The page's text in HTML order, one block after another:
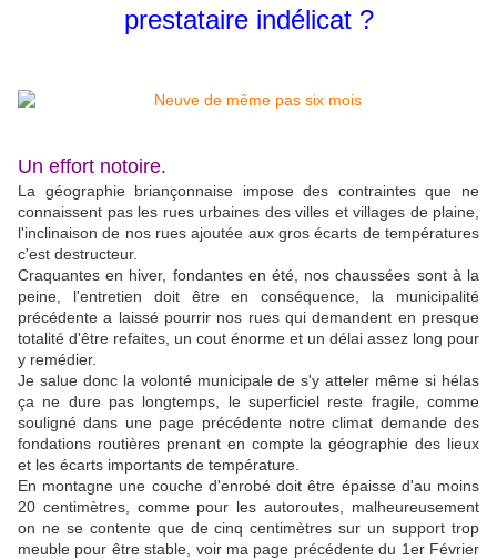
prestataire indélicat ?
Un effort notoire.
La géographie briançonnaise impose des contraintes que ne
connaissent pas les rues urbaines des villes et villages de plaine,
l'inclinaison de nos rues ajoutée aux gros écarts de températures
c'est destructeur.
Craquantes en hiver, fondantes en été, nos chaussées sont à la
peine, l'entretien doit être en conséquence, la municipalité
précédente a laissé pourrir nos rues qui demandent en presque
totalité d'être refaites, un cout énorme et un délai assez long pour
y remédier.
Je salue donc la volonté municipale de s'y atteler même si hélas
ça ne dure pas longtemps, le superficiel reste fragile, comme
souligné dans une page précédente notre climat demande des
fondations routières prenant en compte la géographie des lieux
et les écarts importants de température.
En montagne une couche d'enrobé doit être épaisse d'au moins
20 centimètres, comme pour les autoroutes, malheureusement
on ne se contente que de cinq centimètres sur un support trop
meuble pour être stable, voir ma page précédente du 1er Février